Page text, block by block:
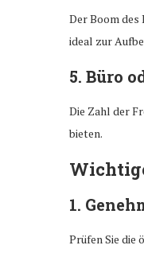
Der Boom des
ideal zur
5. Büro
Die Zahl der
bieten.
1.
Prüfen Sie die